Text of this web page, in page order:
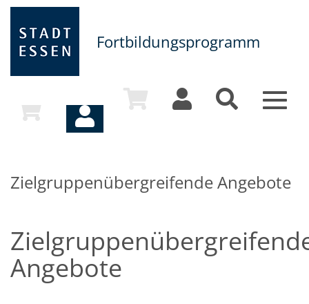
Fortbildungsprogramm
Toggle
Zielgruppenübergreifende Angebote
Angebote